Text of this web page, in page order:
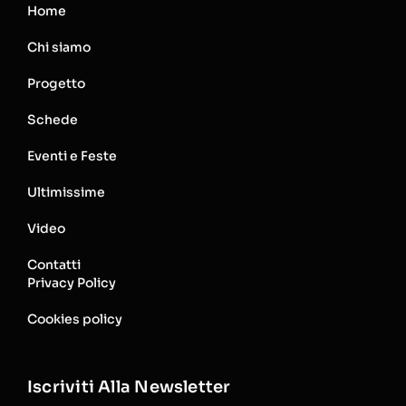
Home
Chi siamo
Progetto
Schede
Eventi e Feste
Ultimissime
Video
Contatti
Privacy Policy
Cookies policy
Iscriviti Alla Newsletter